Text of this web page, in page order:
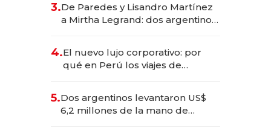
las marcas "fast premium"
3.De Paredes y Lisandro Martínez
a Mirtha Legrand: dos argentinos
4.El nuevo lujo corporativo: por
qué en Perú los viajes de
para convertirse en experiencias
transformadoras
5.Dos argentinos levantaron US$
6,2 millones de la mano de